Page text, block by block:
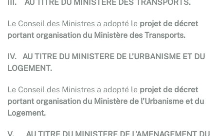
III. AU TITRE DU MINISTERE DES TRANSPORTS.
Le Conseil des Ministres a adopté le projet de décret
portant organisation du Ministère des Transports.
IV. AU TITRE DU MINISTERE DE L’URBANISME ET DU
LOGEMENT.
Le Conseil des Ministres a adopté le projet de décret
portant organisation du Ministère de l’Urbanisme et du
Logement.